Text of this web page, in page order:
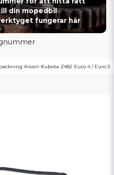
din mopedbil
fungerar här
Aixam Kubota Z482 Euro 4 / Euro 5